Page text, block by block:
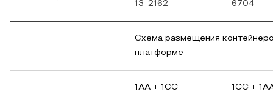
13-2162
6704
Схема размещения
платформе
1АА + 1СС 1СС +